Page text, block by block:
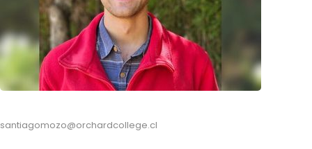
santiagomozo@orchardcollege.cl